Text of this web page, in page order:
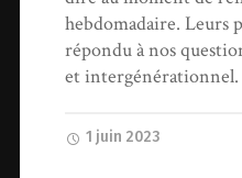
hebdomadaire. Leurs
répondu à nos
et intergénérationnel.
1 juin 2023